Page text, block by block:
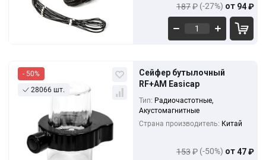
187₽ (-27%) от 94₽
- 50%
28066 шт.
Сейфер бутылочный
RF+AM Easicap
Тип: Радиочастотные,
Акустомагнитные
Страна производитель: Китай
153₽ (-50%) от47₽
153
-16%
127.50
500+ -28%
110.50 ₽